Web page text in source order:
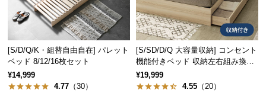
ル
に
い
て
保
[S/D/Q/K・組替自由自在] パレット
ベッド 8/12/16枚セット
¥14,999
4.77 （30）
[S/SD/D/Q 大容量収納] コンセント
機能付きベッド 収納左右組み換え
可能
¥19,999
4.55 （20）